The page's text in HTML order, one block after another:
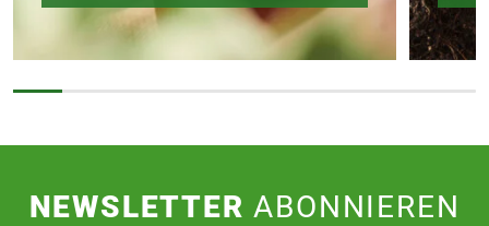
NEWSLETTER ABONNIEREN